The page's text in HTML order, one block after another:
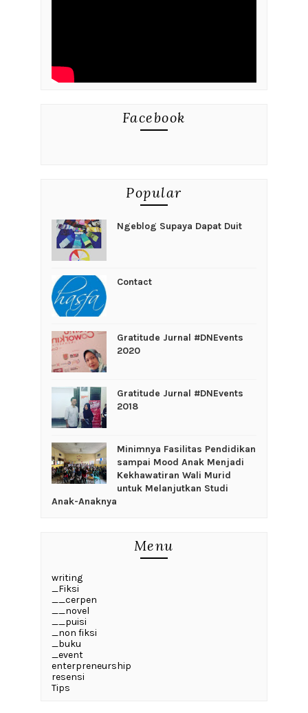
Facebook
Popular
Ngeblog Supaya Dapat Duit
Contact
Gratitude Jurnal #DNEvents
2020
Gratitude Jurnal #DNEvents
2018
‎Minimnya Fasilitas Pendidikan
sampai Mood Anak Menjadi
Kekhawatiran Wali Murid
untuk Melanjutkan Studi
Anak-Anaknya
Menu
writing
_Fiksi
__cerpen
__novel
__puisi
_non fiksi
_buku
_event
enterpreneurship
resensi
Tips